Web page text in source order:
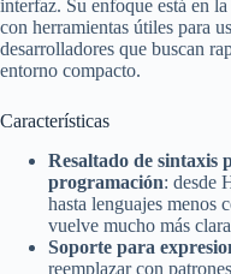
interfaz. Su enfoque está en
con herramientas útiles para
desarrolladores que buscan
entorno compacto.
Características
Resaltado de sintaxis
programación: desde
hasta lenguajes menos
vuelve mucho más
Soporte para
reemplazar con